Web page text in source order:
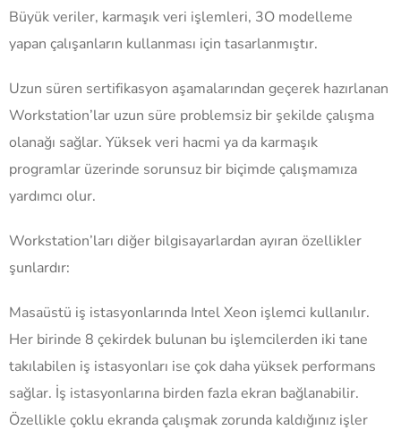
Büyük veriler, karmaşık veri işlemleri, 3O modelleme
yapan çalışanların kullanması için tasarlanmıştır.
Uzun süren sertifikasyon aşamalarından geçerek hazırlanan
Workstation’lar uzun süre problemsiz bir şekilde çalışma
olanağı sağlar. Yüksek veri hacmi ya da karmaşık
programlar üzerinde sorunsuz bir biçimde çalışmamıza
yardımcı olur.
Workstation’ları diğer bilgisayarlardan ayıran özellikler
şunlardır:
Masaüstü iş istasyonlarında Intel Xeon işlemci kullanılır.
Her birinde 8 çekirdek bulunan bu işlemcilerden iki tane
takılabilen iş istasyonları ise çok daha yüksek performans
sağlar. İş istasyonlarına birden fazla ekran bağlanabilir.
Özellikle çoklu ekranda çalışmak zorunda kaldığınız işler